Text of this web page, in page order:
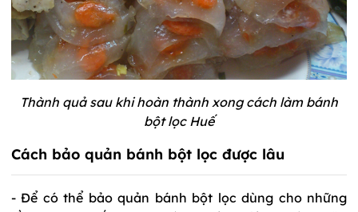
Thành quả sau khi hoàn thành xong cách làm bánh
bột lọc Huế
Cách bảo quản bánh bột lọc được lâu
- Để có thể bảo quản bánh bột lọc dùng cho những